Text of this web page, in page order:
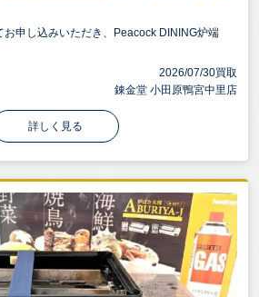
お申し込みいただき、Peacock DINING炉端
2026/07/30買取
錬金堂 小田原鴨宮中里店
詳しく見る